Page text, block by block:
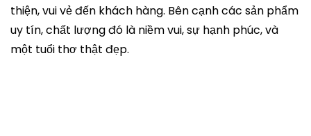
thiện, vui vẻ đến khách hàng. Bên cạnh các sản phẩm
uy tín, chất lượng đó là niềm vui, sự hạnh phúc, và
một tuổi thơ thật đẹp.